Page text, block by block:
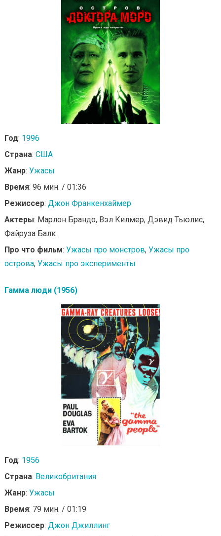
Год: 1996
Страна: США
Жанр: Ужасы
Время: 96 мин. / 01:36
Режиссер: Джон Франкенхаймер
Актеры: Марлон Брандо, Вэл Килмер, Дэвид Тьюлис,
Файруза Балк
Про что фильм: Ужасы про монстров, Ужасы про
острова, Ужасы про эксперименты
Гамма люди (1956)
Год: 1956
Страна: Великобритания
Жанр: Ужасы
Время: 79 мин. / 01:19
Режиссер: Джон Джиллинг